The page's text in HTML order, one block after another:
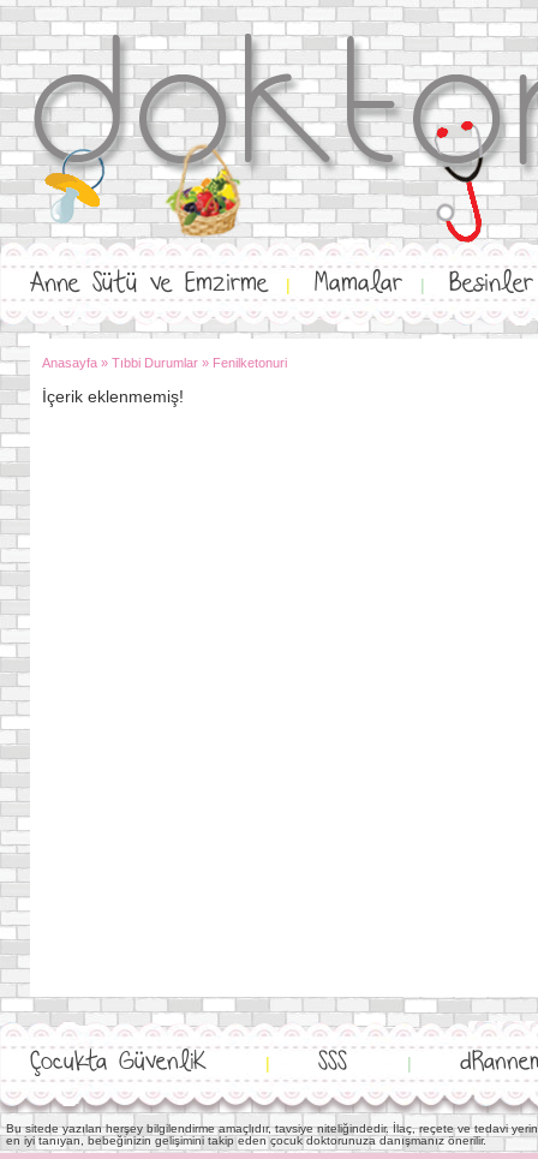
Anne Sütü ve Emzirme | Mamalar | Besinler
Anasayfa » Tıbbi Durumlar » Fenilketonuri
İçerik eklenmemiş!
Çocukta GüvenliK | SSS |
Bu sitede yazılan herşey bilgilendirme amaçlıdır, tavsiye niteliğindedir. İlaç, reçete ve tedavi
en iyi tanıyan, bebeğinizin gelişimini takip eden çocuk doktorunuza danışmanız önerilir.